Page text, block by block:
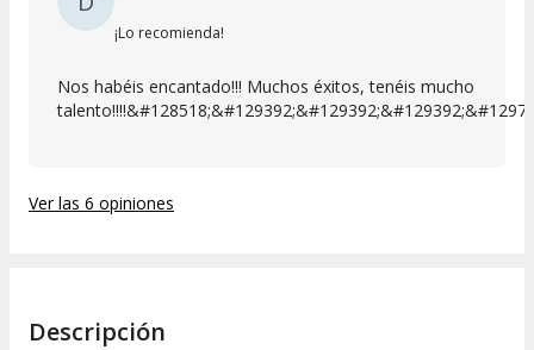
¡Lo recomienda!
Nos habéis encantado!!! Muchos éxitos, tenéis mucho
Ver las 6 opiniones
Descripción